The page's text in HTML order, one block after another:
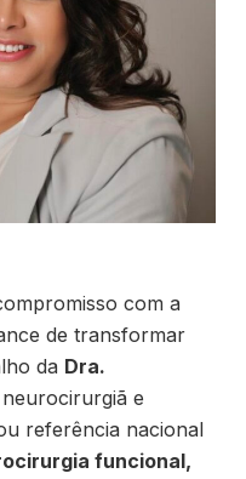
com a
de transformar
da Dra.
e
referência nacional
funcional,